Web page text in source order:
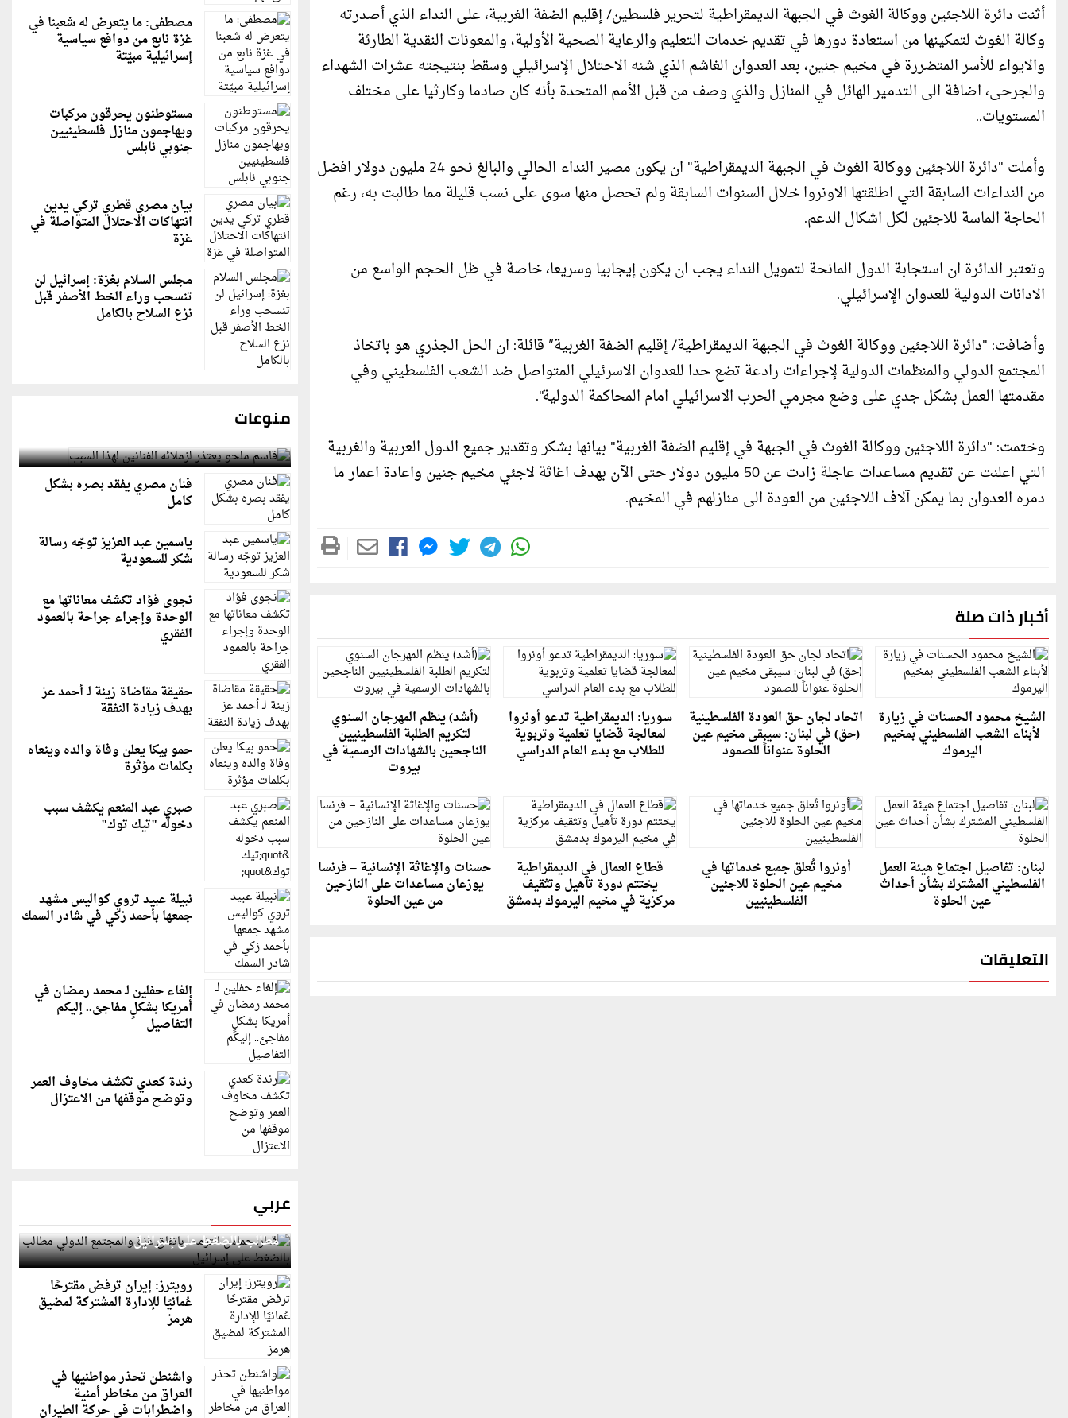
أثنت دائرة اللاجئين ووكالة الغوث في الجبهة الديمقراطية لتحرير فلسطين/ إقليم الضفة الغربية، على النداء الذي أصدرته
وكالة الغوث لتمكينها من استعادة دورها في تقديم خدمات التعليم والرعاية الصحية الأولية، والمعونات النقدية الطارئة
والايواء للأسر المتضررة في مخيم جنين، بعد العدوان الغاشم الذي شنه الاحتلال الإسرائيلي وسقط بنتيجته عشرات الشهداء
والجرحى، اضافة الى التدمير الهائل في المنازل والذي وصف من قبل الأمم المتحدة بأنه كان صادما وكارثيا على مختلف
المستويات..
وأملت "دائرة اللاجئين ووكالة الغوث في الجبهة الديمقراطية" ان يكون مصير النداء الحالي والبالغ نحو 24 مليون دولار افضل
من النداءات السابقة التي اطلقتها الاونروا خلال السنوات السابقة ولم تحصل منها سوى على نسب قليلة مما طالبت به، رغم
الحاجة الماسة للاجئين لكل اشكال الدعم.
وتعتبر الدائرة ان استجابة الدول المانحة لتمويل النداء يجب ان يكون إيجابيا وسريعا، خاصة في ظل الحجم الواسع من
الادانات الدولية للعدوان الإسرائيلي.
وأضافت: "دائرة اللاجئين ووكالة الغوث في الجبهة الديمقراطية/ إقليم الضفة الغربية” قائلة: ان الحل الجذري هو باتخاذ
المجتمع الدولي والمنظمات الدولية لإجراءات رادعة تضع حدا للعدوان الاسرئيلي المتواصل ضد الشعب الفلسطيني وفي
مقدمتها العمل بشكل جدي على وضع مجرمي الحرب الاسرائيلي امام المحاكمة الدولية".
وختمت: "دائرة اللاجئين ووكالة الغوث في الجبهة في إقليم الضفة الغربية" بيانها بشكر وتقدير جميع الدول العربية والغربية
التي اعلنت عن تقديم مساعدات عاجلة زادت عن 50 مليون دولار حتى الآن بهدف اغاثة لاجئي مخيم جنين واعادة اعمار ما
دمره العدوان بما يمكن آلاف اللاجئين من العودة الى منازلهم في المخيم.
أخبار ذات صلة
الشيخ محمود الحسنات في زيارة
لأبناء الشعب الفلسطيني بمخيم
اليرموك
اتحاد لجان حق العودة الفلسطينية
(حق) في لبنان: سيبقى مخيم عين
الحلوة عنواناً للصمود
سوريا: الديمقراطية تدعو أونروا
لمعالجة قضايا تعلمية وتربوية
للطلاب مع بدء العام الدراسي
(أشد) ينظم المهرجان السنوي
لتكريم الطلبة الفلسطينيين
الناجحين بالشهادات الرسمية في
بيروت
لبنان: تفاصيل اجتماع هيئة العمل
الفلسطيني المشترك بشأن أحداث
عين الحلوة
أونروا تُعلق جميع خدماتها في
مخيم عين الحلوة للاجئين
الفلسطينيين
قطاع العمال في الديمقراطية
يختتم دورة تأهيل وتثقيف
مركزية في مخيم اليرموك بدمشق
حسنات والإغاثة الإنسانية – فرنسا
يوزعان مساعدات على النازحين
من عين الحلوة
التعليقات
مصطفى: ما يتعرض له شعبنا في
غزة نابع من دوافع سياسية
إسرائيلية مبيّتة
مستوطنون يحرقون مركبات
ويهاجمون منازل فلسطينيين
جنوبي نابلس
بيان مصري قطري تركي يدين
انتهاكات الاحتلال المتواصلة في
غزة
مجلس السلام بغزة: إسرائيل لن
تنسحب وراء الخط الأصفر قبل
نزع السلاح بالكامل
منوعات
قاسم ملحو يعتذر لزملائه الفنانين لهذا السبب
فنان مصري يفقد بصره بشكل
كامل
ياسمين عبد العزيز توجّه رسالة
شكر للسعودية
نجوى فؤاد تكشف معاناتها مع
الوحدة وإجراء جراحة بالعمود
الفقري
حقيقة مقاضاة زينة لـ أحمد عز
بهدف زيادة النفقة
حمو بيكا يعلن وفاة والده وينعاه
بكلمات مؤثرة
صبري عبد المنعم يكشف سبب
دخوله "تيك توك"
نبيلة عبيد تروي كواليس مشهد
جمعها بأحمد زكي في شادر السمك
إلغاء حفلين لـ محمد رمضان في
أمريكا بشكلٍ مفاجئ.. إليكم
التفاصيل
رندة كعدي تكشف مخاوف العمر
وتوضح موقفها من الاعتزال
عربي
قطر: حماس التزمت باتفاق غزة والمجتمع الدولي
مطالب بالضغط على إسرائيل
رويترز: إيران ترفض مقترحًا
عُمانيًا للإدارة المشتركة لمضيق
هرمز
واشنطن تحذر مواطنيها في
العراق من مخاطر أمنية
واضطرابات في حركة الطيران